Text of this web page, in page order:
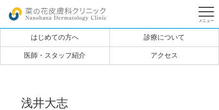
はじめての方へ 診療について
医師・スタッフ紹介 アクセス
浅井大志